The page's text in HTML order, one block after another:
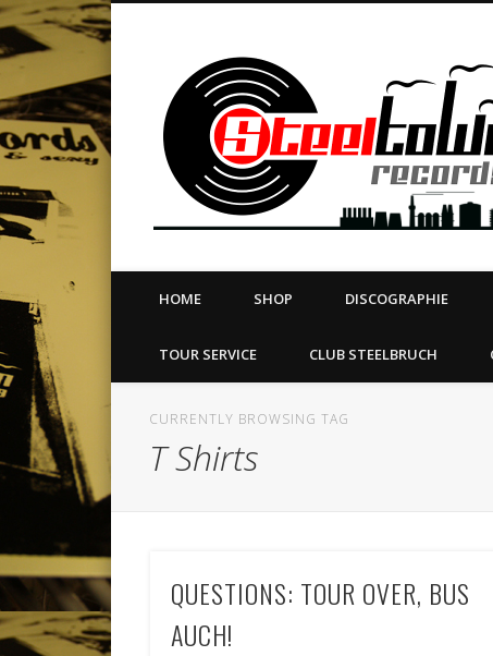
LABEL | MERCH | PRINT | DIY | FANZINE | TOURSERVICE |
VimeoDribble LinkedIn
HOME SHOP DISCOGRAPHIE
TOUR SERVICE CLUB STEELBRUCH
CURRENTLY BROWSING TAG
T Shirts
QUESTIONS: TOUR OVER, BUS
AUCH!